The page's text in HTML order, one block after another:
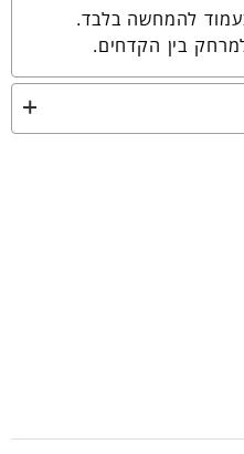
להמחשה בלבד.
בין הקדחים.